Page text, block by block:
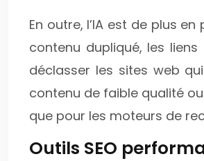
En outre, l’IA est de plus
contenu dupliqué, les
déclasser les sites web
contenu de faible qualité
que pour les moteurs de
Outils SEO